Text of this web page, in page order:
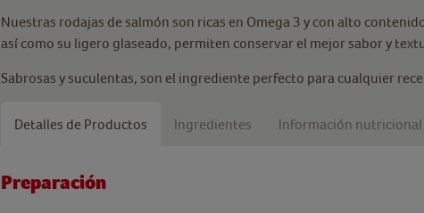
Nuestras rodajas de salmón son ricas en Omega 3 y con alto
así como su ligero glaseado, permiten conservar el mejor sabor y
Sabrosas y suculentas, son el ingrediente perfecto para cualquier
Detalles de Productos Ingredientes Información nutricional
Preparación